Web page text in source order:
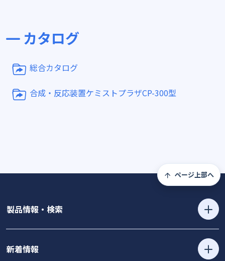
カタログ
総合カタログ
合成・反応装置ケミストプラザCP-300型
ページ上部へ
製品情報・検索
新着情報